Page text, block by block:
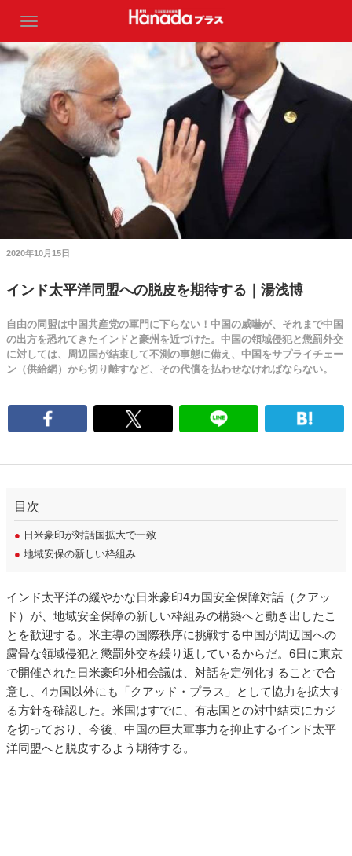
2020年10月15日
インド太平洋同盟への脱皮を期待する｜湯浅博
自由の同盟は中国共産党の軍門に下らない！中国の威嚇が、それまで中国
の出方を恐れてきたインドと豪州を近づけた。中国の領域侵犯と懲罰外交
に対しては、周辺国が結束して不測の事態に備え、中国をサプライチェー
ン（供給網）から切り離すなど、その代償を払わせなければならない。
目次
● 日米豪印が対話国拡大で一致
● 地域安保の新しい枠組み
インド太平洋の緩やかな日米豪印4カ国安全保障対話（クアッ
ド）が、地域安全保障の新しい枠組みの構築へと動き出したこ
とを歓迎する。米主導の国際秩序に挑戦する中国が周辺国への
露骨な領域侵犯と懲罰外交を繰り返しているからだ。6日に東京
で開催された日米豪印外相会議は、対話を定例化することで合
意し、4カ国以外にも「クアッド・プラス」として協力を拡大す
る方針を確認した。米国はすでに、有志国との対中結束にカジ
を切っており、今後、中国の巨大軍事力を抑止するインド太平
洋同盟へと脱皮するよう期待する。